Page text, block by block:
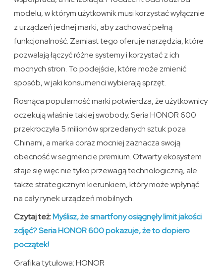
modelu, w którym użytkownik musi korzystać wyłącznie
z urządzeń jednej marki, aby zachować pełną
funkcjonalność. Zamiast tego oferuje narzędzia, które
pozwalają łączyć różne systemy i korzystać z ich
mocnych stron. To podejście, które może zmienić
sposób, w jaki konsumenci wybierają sprzęt.
Rosnąca popularność marki potwierdza, że użytkownicy
oczekują właśnie takiej swobody. Seria HONOR 600
przekroczyła 5 milionów sprzedanych sztuk poza
Chinami, a marka coraz mocniej zaznacza swoją
obecność w segmencie premium. Otwarty ekosystem
staje się więc nie tylko przewagą technologiczną, ale
także strategicznym kierunkiem, który może wpłynąć
na cały rynek urządzeń mobilnych.
Czytaj też:Myślisz, że smartfony osiągnęły limit jakości
zdjęć? Seria HONOR 600 pokazuje, że to dopiero
początek!
Grafika tytułowa: HONOR